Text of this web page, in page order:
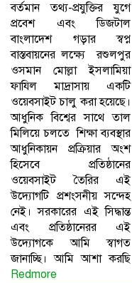
বর্তমান তথ্য-প্রযুক্তির যুগে
প্রবেশ এবং ডিজটাল
বাংলাদেশ গড়ার স্বপ্ন
বাস্তবায়নের লক্ষ্যে রশুলপুর
ওসমান মোল্লা ইসলামিয়া
ফাযিল মাদ্রাসায় একটি
ওয়েবসাইট চালু করা হয়েছে।
আধুনিক বিশ্বের সাথে তাল
মিলিয়ে চলতে শিক্ষা ব্যবস্থার
আধুনিকায়ন প্রক্রিয়ার অংশ
হিসেবে প্রতিষ্ঠানের
ওয়েবসাইট তৈরির এই
উদ্যোগটি প্রশংসনীয় সন্দেহ
নেই। সরকারের এই সিদ্ধান্ত
এবং প্রতিষ্ঠানেরর এই
উদ্যোগকে আমি স্বাগত
জানাচ্ছি। আমি আশা করছি
Redmore